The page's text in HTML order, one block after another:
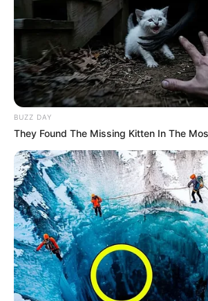
ΣΤΑΜΑΤΩΝΤΑΣ ΤΗΝ ΚΑΤΑΜΕΤΡΗΣΗ ΣΕ
ΕΚΑΙΓΑΝ, ΑΛΛΑΖΟΝΤΑΣ ΤΗΝ
ΜΕ ΑΥΤΗΝ ΤΟΥ ΜΠΑΙΝΤΕΝ
ΤΗΝ ΕΙΣΟΔΟ ΤΩΝ ΨΕΥΤΙΚΩΝ
Η ΤΖΩΡΤΖΙΑ ΘΑ ΕΙΝΑΙ ΤΟ ΠΡΩΤΟ
ΑΝΑΤΙΝΑΞΩ……..ΚΑΙ Ο
ΤΟΝ ΥΠΟΥΡΓΟ ΕΞΩΤΕΡΙΚΩΝ ΤΗΣ
ΑΚΟΛΟΥΘΗΣΟΥΝ……ΚΑΙ ΟΙ ΔΥΟ
ΑΠΑΤΗ ΤΟΥ ΝΤΟΜΙΝΙΟΝ…….ΕΧΟΝΤΑΣ
ΟΙΚΟΝΟΜΙΚΟ ΟΦΕΛΟΣ, ΑΞΙΑΣ
ΔΟΛΛΑΡΙΩΝ…..
ΘΑ ΕΙΝΑΙ ΒΙΒΛΙΚΟ ΕΙΠΕ Η ΠΑΟΥΕΛ
ΜΕΣΑ ΣΤΗΝ ΕΒΔΟΜΑΔΑ……
BUZZ DAY
They Found The Missing Kitten In The